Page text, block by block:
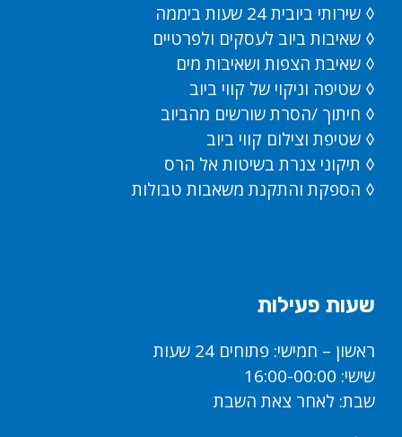
◊ שירותי ביובית 24 שעות ביממה
◊ שאיבות ביוב לעסקים ולפרטיים
◊ שאיבת הצפות ושאיבות מים
◊ שטיפה וניקוי של קווי ביוב
◊ חיתוך /הסרת שורשים מהביוב
◊ שטיפת וצילום קווי ביוב
◊ תיקוני צנרת בשיטות אל הרס
◊ הספקת והתקנת משאבות טבולות
שעות פעילות
ראשון – חמישי: פתוחים 24 שעות
שישי: 16:00-00:00
שבת: לאחר צאת השבת